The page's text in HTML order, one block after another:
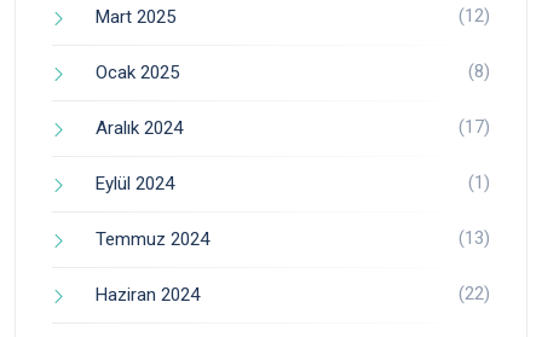
Mart 2025 (12)
Ocak 2025 (8)
Aralık 2024 (17)
Eylül 2024 (1)
Temmuz 2024 (13)
Haziran 2024 (22)